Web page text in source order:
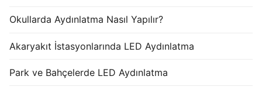
Okullarda Aydınlatma Nasıl Yapılır?
Akaryakıt İstasyonlarında LED Aydınlatma
Park ve Bahçelerde LED Aydınlatma